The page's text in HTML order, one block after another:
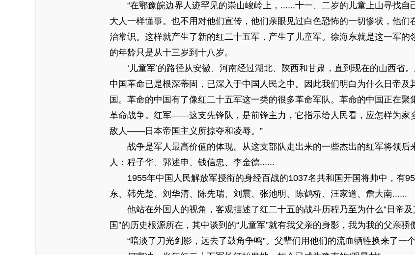
“在鄂豫皖边界人迹罕见的崇山峻岭上，......十一、二岁的儿童上山寻找自
大人一样懂事。也不用对他们宣传，他们亲眼见过白色恐怖的一切惨状，他们
治常识。这样就产生了新的红二十五军，产生了儿童军。徐海东就是这一军的
的年龄只是从十三岁到十八岁。
‘儿童军’的路径从安徽、河南经过湖北、陕西和甘肃，直到现在的山西省
中国革命已是根深蒂固，已深入于中国人民之中。因此我们明白为什么日帝及
国。革命的中国有了像红二十五军这一类的很多革命军队。革命的中国正在聚
革命战争。红军——这支先锋队，是前锋主力，它指示给人民看，应怎样为家
敌人——日本帝国主义所掠夺和凌辱。”
战争是军人最高价值的体现。从这支部队走出来的一些杰出的红军将领后
人：程子华、郭述申、钱信忠、李金德......
1955年中国人民解放军授衔的身经百战的1037名共和国开国将帅中，有
东、韩先楚、刘华清、陈先瑞、刘震、张池明、陈鹤桥、汪家道、詹大南......
他站在外国人的视角，客观描述了红二十五的战斗历程乃至为什么“日帝及
国”的历史根源所在，其中谈到的“儿童军”就有我父亲的身影，我为我的父亲骄
“暗淡了刀光剑影，远去了鼓角争鸣”。父辈们用他们的流血牺牲换来了一个